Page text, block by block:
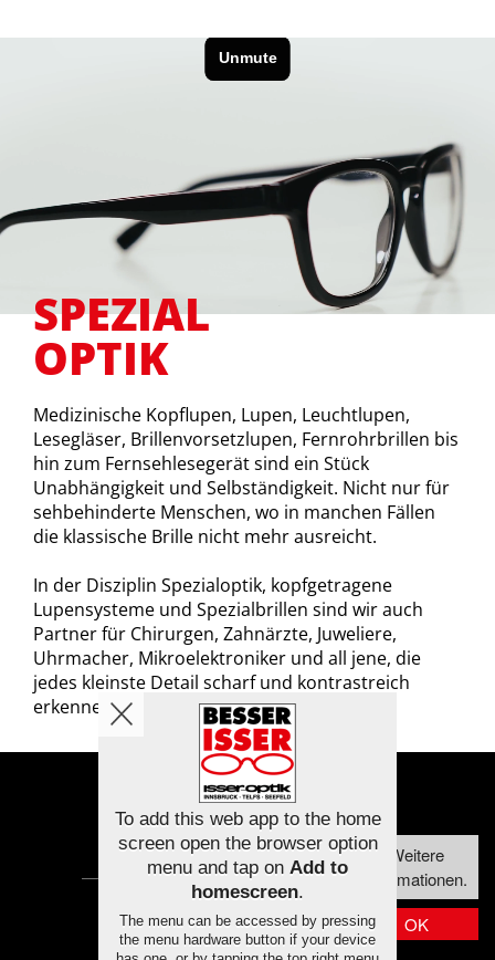
Diese Webseite
verwendet Cookies,
um die
zu erhöhen.
Weitere
Informationen.
OK
SPEZIAL
OPTIK
Medizinische Kopflupen, Lupen, Leuchtlupen,
Lesegläser, Brillenvorsetzlupen, Fernrohrbrillen bis
hin zum Fernsehlesegerät sind ein Stück
Unabhängigkeit und Selbständigkeit. Nicht nur für
sehbehinderte Menschen, wo in manchen Fällen
die klassische Brille nicht mehr ausreicht.
In der Disziplin Spezialoptik, kopfgetragene
Lupensysteme und Spezialbrillen sind wir auch
Partner für Chirurgen, Zahnärzte, Juweliere,
Uhrmacher, Mikroelektroniker und all jene, die
jedes kleinste Detail scharf und kontrastreich
erkennen müssen. Fordern Sie uns heraus!
info@isser.at
Datenschutz Impressum
To add this web app to the home
screen open the browser option
menu and tap on Add to
homescreen.
The menu can be accessed by pressing
the menu hardware button if your device